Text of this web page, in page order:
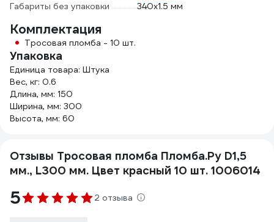
Габариты без упаковки
340х1.5 мм
Комплектация
Тросовая пломба - 10 шт.
Упаковка
Единица товара: Штука
Вес, кг: 0.6
Длина, мм: 150
Ширина, мм: 300
Высота, мм: 60
Отзывы Тросовая пломба Пломба.Ру D1,5
мм., L300 мм. Цвет красный 10 шт. 1006014
5 2 отзыва